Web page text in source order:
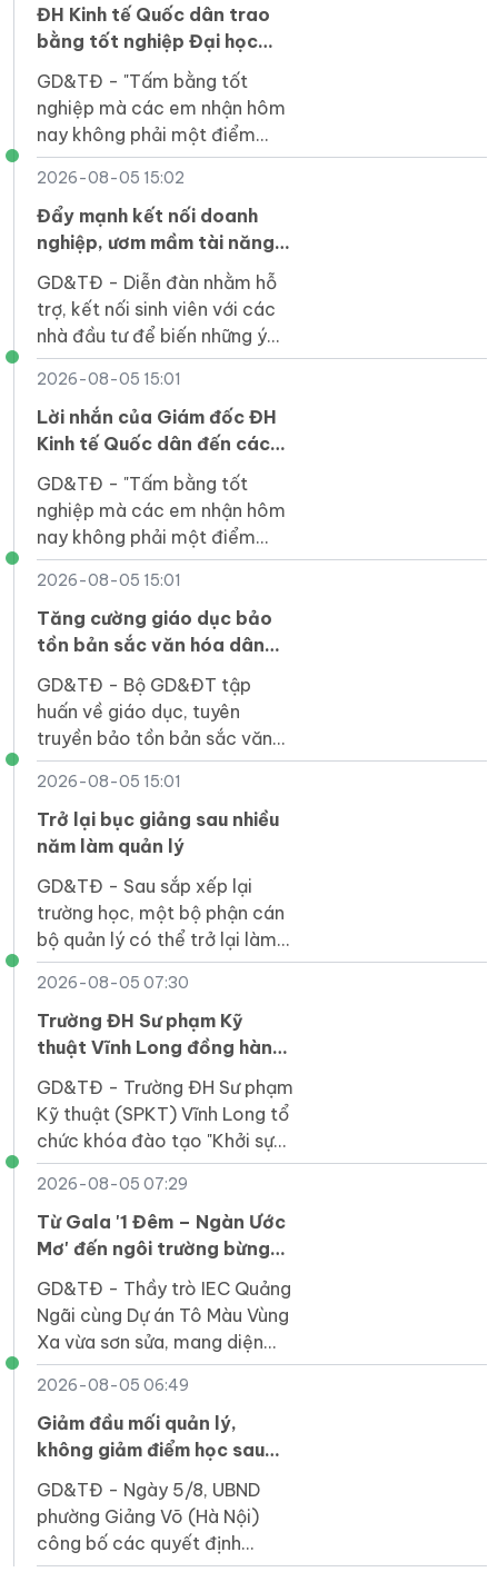
tham gia.
ĐH Kinh tế Quốc dân trao
bằng tốt nghiệp Đại học
chính quy khóa 64 Chương
trình Tiên tiến, Chất lượng
cao, POHE và Phân tích kinh
doanh
GD&TĐ - "Tấm bằng tốt
nghiệp mà các em nhận hôm
nay không phải một điểm
dừng mà là tấm vé để các
em bước vào một sân chơi
rộng lớn hơn".
2026-08-05 15:02
Đẩy mạnh kết nối doanh
nghiệp, ươm mầm tài năng
khởi nghiệp của sinh viên
GD&TĐ - Diễn đàn nhằm hỗ
trợ, kết nối sinh viên với các
nhà đầu tư để biến những ý
tưởng đổi mới sáng tạo thành
sản phẩm thiết thực cho xã
hội.
2026-08-05 15:01
Lời nhắn của Giám đốc ĐH
Kinh tế Quốc dân đến các
GD&TĐ - "Tấm bằng tốt
nghiệp mà các em nhận hôm
nay không phải một điểm
dừng mà là tấm vé để các
em bước vào một sân chơi
rộng lớn hơn".
2026-08-05 15:01
Tăng cường giáo dục bảo
tồn bản sắc văn hóa dân
tộc Jrai, Bahnar ở tiểu học
GD&TĐ - Bộ GD&ĐT tập
huấn về giáo dục, tuyên
truyền bảo tồn bản sắc văn
hóa Jrai, Bahnar cho cán bộ
quản lý, giáo viên tiểu học
vùng DT thiểu số.
2026-08-05 15:01
Trở lại bục giảng sau nhiều
năm làm quản lý
GD&TĐ - Sau sắp xếp lại
trường học, một bộ phận cán
bộ quản lý có thể trở lại làm
giáo viên đứng lớp sau nhiều
năm đảm nhiệm công tác
điều hành.
2026-08-05 07:30
Trường ĐH Sư phạm Kỹ
thuật Vĩnh Long đồng hành
cùng doanh nghiệp khởi
nghiệp
GD&TĐ - Trường ĐH Sư phạm
Kỹ thuật (SPKT) Vĩnh Long tổ
chức khóa đào tạo "Khởi sự
kinh doanh" hỗ trợ doanh
nghiệp nhỏ và vừa tại tỉnh Tây
Ninh.
2026-08-05 07:29
Từ Gala '1 Đêm – Ngàn Ước
Mơ' đến ngôi trường bừng
sáng giữa núi rừng Quảng
Ngãi
GD&TĐ - Thầy trò IEC Quảng
Ngãi cùng Dự án Tô Màu Vùng
Xa vừa sơn sửa, mang diện
mạo mới tươi sáng đến điểm
trường thôn Bắc 2 (Trà Bồng)
cho học sinh Kor.
2026-08-05 06:49
Giảm đầu mối quản lý,
không giảm điểm học sau
sắp xếp trường
GD&TĐ - Ngày 5/8, UBND
phường Giảng Võ (Hà Nội)
công bố các quyết định
thành lập cơ sở giáo dục